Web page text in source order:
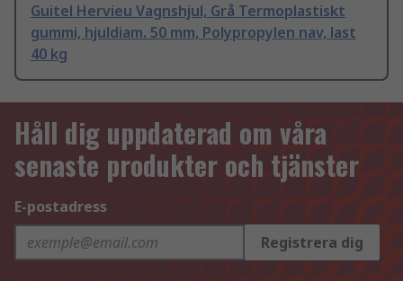
Guitel Hervieu Vagnshjul, Grå Termoplastiskt
gummi, hjuldiam. 50 mm, Polypropylen nav, last
40 kg
Håll dig uppdaterad om våra
senaste produkter och tjänster
E-postadress
Registrera dig